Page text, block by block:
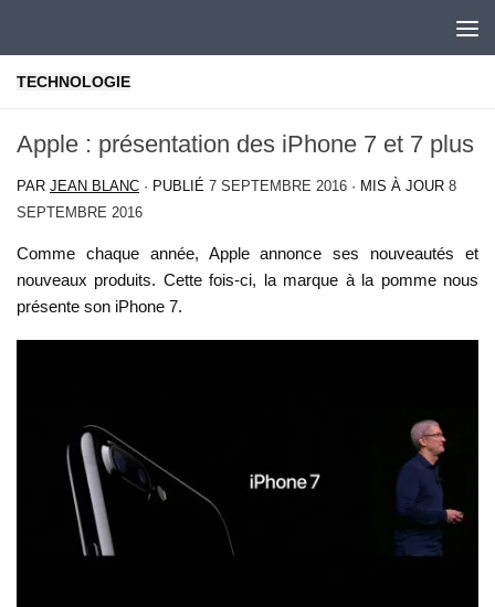
TECHNOLOGIE
Apple : présentation des iPhone 7 et 7 plus
PAR JEAN BLANC · PUBLIÉ 7 SEPTEMBRE 2016 · MIS À JOUR 8
SEPTEMBRE 2016
Comme chaque année, Apple annonce ses nouveautés et
nouveaux produits. Cette fois-ci, la marque à la pomme nous
présente son iPhone 7.